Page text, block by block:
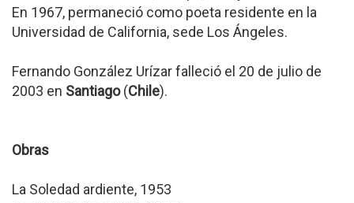
En 1967, permaneció como poeta residente en la
Universidad de California, sede Los Ángeles.
Fernando González Urízar falleció el 20 de julio de
2003 en Santiago(Chile).
Obras
La Soledad ardiente, 1953